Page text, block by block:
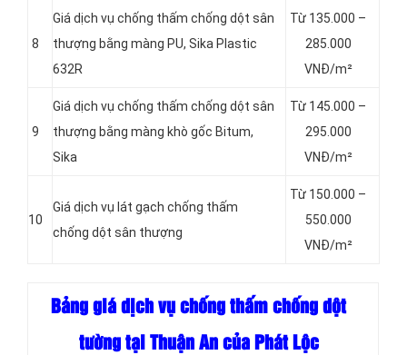
8
Giá dịch vụ chống thấm chống dột sân
thượng bằng màng PU, Sika Plastic
632R
Từ 135.000 –
285.000
VNĐ/m²
9
Giá dịch vụ chống thấm chống dột sân
thượng bằng màng khò gốc Bitum,
Sika
Từ 145.000 –
295.000
VNĐ/m²
10
Giá dịch vụ lát gạch chống thấm
chống dột sân thượng
Từ 150.000 –
550.000
VNĐ/m²
Bảng giá dịch vụ chống thấm chống dột
tường tại Thuận An của Phát Lộc